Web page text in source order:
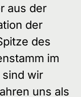
aus der
der
des
im
sind wir
uns als